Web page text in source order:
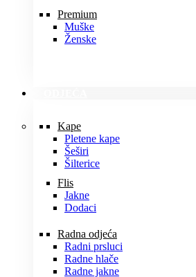
Premium
Muške
Ženske
Kape
Pletene kape
Šeširi
Šilterice
Flis
Jakne
Dodaci
Radna odjeća
Radni prsluci
Radne hlače
Radne jakne